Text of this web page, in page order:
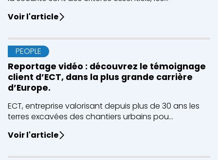
Voir l'article
PEOPLE
Reportage vidéo : découvrez le témoignage
client d’ECT, dans la plus grande carrière
d’Europe.
ECT, entreprise valorisant depuis plus de 30 ans les
terres excavées des chantiers urbains pou...
Voir l'article